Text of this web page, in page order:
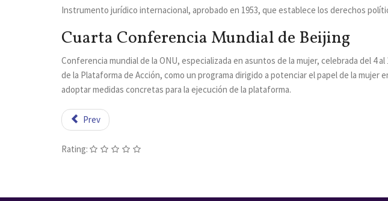
Instrumento jurídico internacional, aprobado en 1953, que establece los derechos
Cuarta Conferencia Mundial de Beijing
Conferencia mundial de la ONU, especializada en asuntos de la mujer, celebrada del
de la Plataforma de Acción, como un programa dirigido a potenciar el papel de la
adoptar medidas concretas para la ejecución de la plataforma.
Prev
Rating: